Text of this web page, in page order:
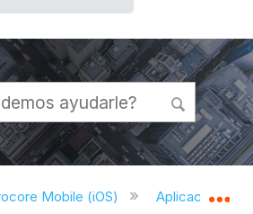
jerarquía global
Mobile (iOS) Aplicación iOS